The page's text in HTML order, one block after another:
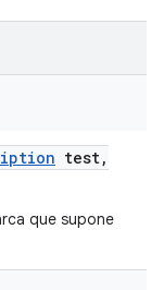
test,
que supone